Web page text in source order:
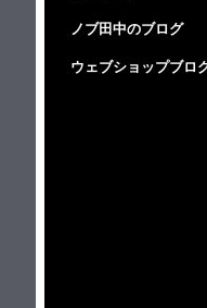
ノブ田中のブログ
ウェブショップブロ